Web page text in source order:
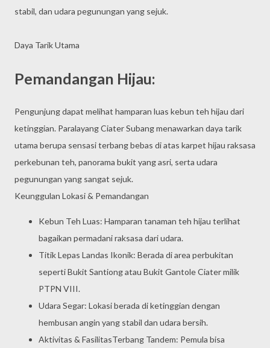
stabil, dan udara pegunungan yang sejuk.
Daya Tarik Utama
Pemandangan Hijau:
Pengunjung dapat melihat hamparan luas kebun teh hijau dari
ketinggian. Paralayang Ciater Subang menawarkan daya tarik
utama berupa sensasi terbang bebas di atas karpet hijau raksasa
perkebunan teh, panorama bukit yang asri, serta udara
pegunungan yang sangat sejuk.
Keunggulan Lokasi & Pemandangan
Kebun Teh Luas: Hamparan tanaman teh hijau terlihat
bagaikan permadani raksasa dari udara.
Titik Lepas Landas Ikonik: Berada di area perbukitan
seperti Bukit Santiong atau Bukit Gantole Ciater milik
PTPN VIII.
Udara Segar: Lokasi berada di ketinggian dengan
hembusan angin yang stabil dan udara bersih.
Aktivitas & FasilitasTerbang Tandem: Pemula bisa